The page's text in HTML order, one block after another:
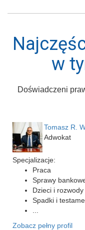
w
Doświadczeni
Tomasz R.
Adwokat
Specjalizacje:
Praca
Sprawy
Dzieci i rozwody
Spadki i
Zobacz pełny profil